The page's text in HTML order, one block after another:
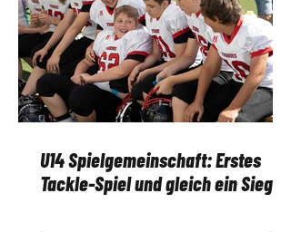
U14 Spielgemeinschaft: Erstes
Tackle-Spiel und gleich ein Sieg!